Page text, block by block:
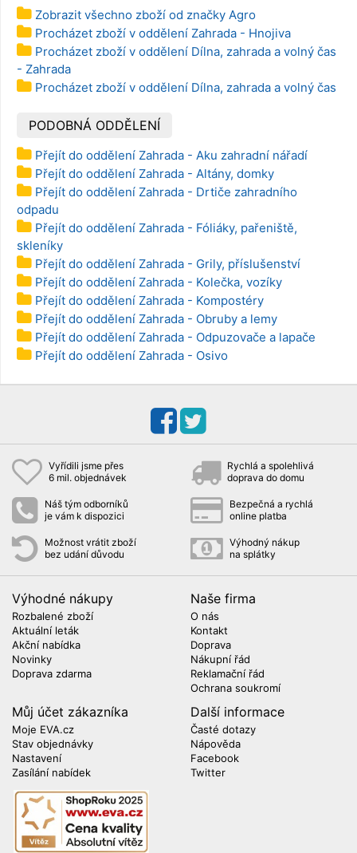
Zobrazit všechno zboží od značky Agro
Procházet zboží v oddělení Zahrada - Hnojiva
Procházet zboží v oddělení Dílna, zahrada a volný čas
- Zahrada
Procházet zboží v oddělení Dílna, zahrada a volný čas
PODOBNÁ ODDĚLENÍ
Přejít do oddělení Zahrada - Aku zahradní nářadí
Přejít do oddělení Zahrada - Altány, domky
Přejít do oddělení Zahrada - Drtiče zahradního
odpadu
Přejít do oddělení Zahrada - Fóliáky, pařeniště,
skleníky
Přejít do oddělení Zahrada - Grily, příslušenství
Přejít do oddělení Zahrada - Kolečka, vozíky
Přejít do oddělení Zahrada - Kompostéry
Přejít do oddělení Zahrada - Obruby a lemy
Přejít do oddělení Zahrada - Odpuzovače a lapače
Přejít do oddělení Zahrada - Osivo
Vyřídili jsme přes
6 mil. objednávek
Rychlá a spolehlivá
doprava do domu
Náš tým odborníků
je vám k dispozici
Bezpečná a rychlá
online platba
Možnost vrátit zboží
bez udání důvodu
Výhodný nákup
na splátky
Výhodné nákupy
Rozbalené zboží
Aktuální leták
Akční nabídka
Novinky
Doprava zdarma
Naše firma
O nás
Kontakt
Doprava
Nákupní řád
Reklamační řád
Ochrana soukromí
Můj účet zákazníka
Moje EVA.cz
Stav objednávky
Nastavení
Zasílání nabídek
Další informace
Časté dotazy
Nápověda
Facebook
Twitter